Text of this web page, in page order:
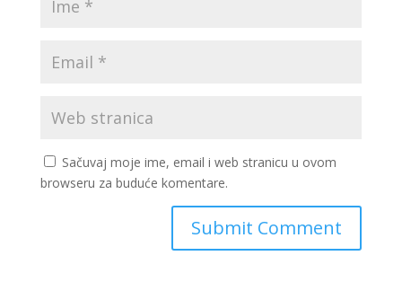
Sačuvaj moje ime, email i web stranicu u ovom
browseru za buduće komentare.